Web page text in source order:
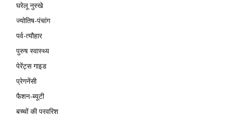
घरेलू नुस्खे
ज्योतिष-पंचांग
पर्व-त्यौहार
पुरुष स्वास्थ्य
पेरेंट्स गाइड
प्रेगनेंसी
फैशन-ब्यूटी
बच्चों की परवरिश